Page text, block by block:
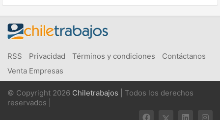
RSS Privacidad Términos y condiciones
Contáctanos
Venta Empresas
© Copyright 2026 Chiletrabajos | Todos los derechos
reservados |